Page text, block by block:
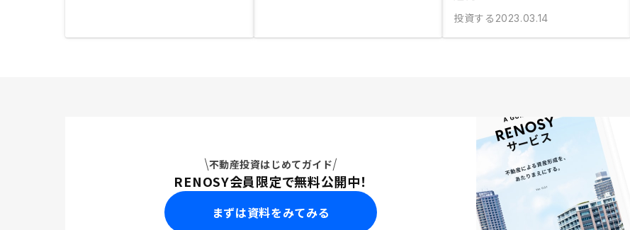
投資する 2023.03.14
不動産投資はじめてガイド
RENOSY会員限定で無料公開中！
まずは資料をみてみる